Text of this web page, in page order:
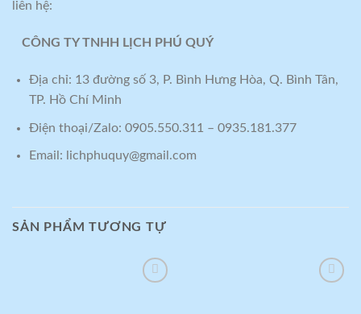
liên hệ:
CÔNG TY TNHH LỊCH PHÚ QUÝ
Địa chỉ: 13 đường số 3, P. Bình Hưng Hòa, Q. Bình Tân,
TP. Hồ Chí Minh
Điện thoại/Zalo: 0905.550.311 – 0935.181.377
Email: lichphuquy@gmail.com
SẢN PHẨM TƯƠNG TỰ